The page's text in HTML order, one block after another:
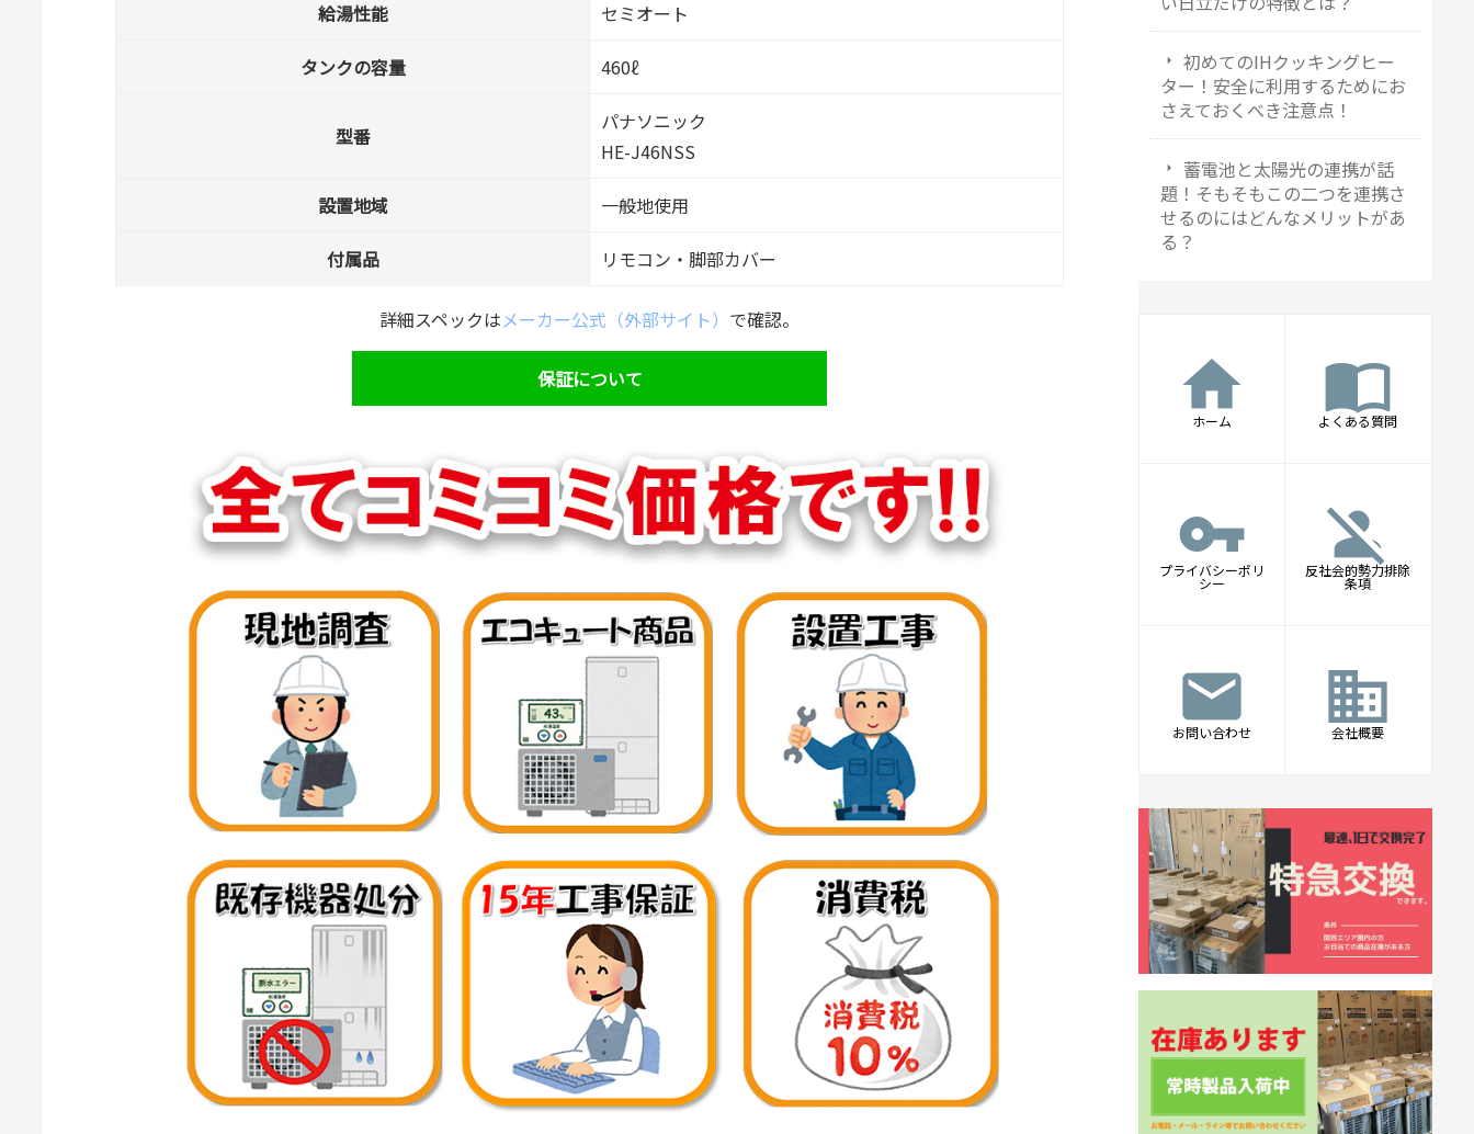
給湯性能 セミオート
タンクの容量 460ℓ
型番
パナソニック
HE-J46NSS
設置地域 一般地使用
付属品 リモコン・脚部カバー
詳細スペックはメーカー公式（外部サイト） で確認。
保証について
初めてのIHクッキングヒー
ター！安全に利用するためにお
さえておくべき注意点！
蓄電池と太陽光の連携が話
題！そもそもこの二つを連携さ
せるのにはどんなメリットがあ
る？
home
ホーム
import_contacts
よくある質問
vpn_key
プライバシーポリ
シー
person_off
反社会的勢力排除
条項
mail
お問い合わせ
business
会社概要